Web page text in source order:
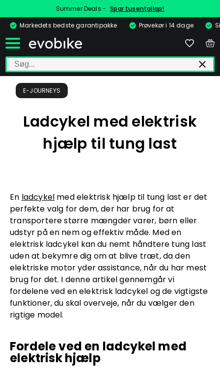
Summer Deals - Spar tusentallap!
Markedets bedste garantipakke
Prøvekør i 14 dage
E-JOURNEYS
Ladcykel med elektrisk
hjælp til tung last
En ladcykel med elektrisk hjælp til tung last er det
perfekte valg for dem, der har brug for at
transportere større mængder varer, børn eller
udstyr på en nem og effektiv måde. Med en
elektrisk ladcykel kan du nemt håndtere tung last
uden at bekymre dig om at blive træt, da den
elektriske motor yder assistance, når du har mest
brug for det. I denne artikel gennemgår vi
fordelene ved en elektrisk ladcykel og de vigtigste
funktioner, du skal overveje, når du vælger den
rigtige model.
Fordele ved en ladcykel med
elektrisk hjælp